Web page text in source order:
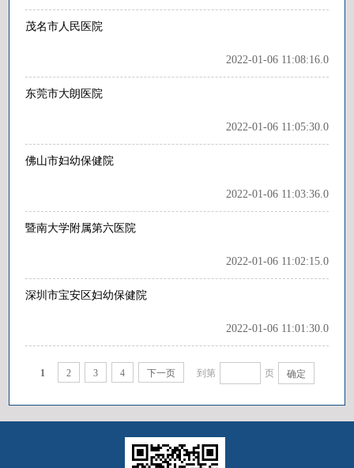
茂名市人民医院
2022-01-06 11:08:16.0
东莞市大朗医院
2022-01-06 11:05:30.0
佛山市妇幼保健院
2022-01-06 11:03:36.0
暨南大学附属第六医院
2022-01-06 11:02:15.0
深圳市宝安区妇幼保健院
2022-01-06 11:01:30.0
1 2 3 4 下一页 到第 页 确定